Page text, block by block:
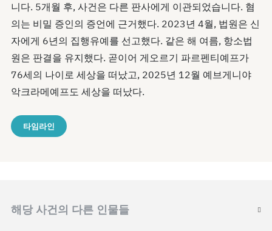
니다. 5개월 후, 사건은 다른 판사에게 이관되었습니다. 혐
의는 비밀 증인의 증언에 근거했다. 2023년 4월, 법원은 신
자에게 6년의 집행유예를 선고했다. 같은 해 여름, 항소법
원은 판결을 유지했다. 곧이어 게오르기 파르펜티예프가
76세의 나이로 세상을 떠났고, 2025년 12월 예브게니야
악크라메예프도 세상을 떠났다.
타임라인
해당 사건의 다른 인물들